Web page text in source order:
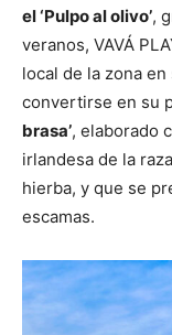
el ‘Pulpo al olivo’,
veranos, VAVÁ
local de la zona
convertirse en su
brasa’, elaborado
irlandesa de la
hierba, y que se
escamas.